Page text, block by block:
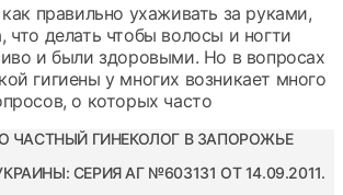
правильно ухаживать за руками,
что делать чтобы волосы и ногти
и были здоровыми. Но в вопросах
гигиены у многих возникает много
о которых часто
ЧАСТНЫЙ ГИНЕКОЛОГ В ЗАПОРОЖЬЕ
СЕРИЯ АГ №603131 ОТ 14.09.2011.